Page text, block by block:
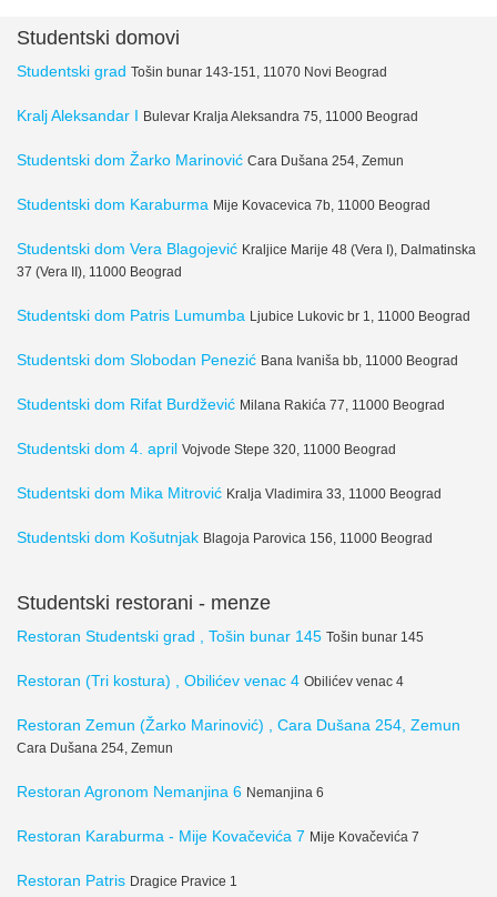
Studentski domovi
Studentski grad Tošin bunar 143-151, 11070 Novi Beograd
Kralj Aleksandar I Bulevar Kralja Aleksandra 75, 11000 Beograd
Studentski dom Žarko Marinović Cara Dušana 254, Zemun
Studentski dom Karaburma Mije Kovacevica 7b, 11000 Beograd
Studentski dom Vera Blagojević Kraljice Marije 48 (Vera I), Dalmatinska
37 (Vera II), 11000 Beograd
Studentski dom Patris Lumumba Ljubice Lukovic br 1, 11000 Beograd
Studentski dom Slobodan Penezić Bana Ivaniša bb, 11000 Beograd
Studentski dom Rifat Burdžević Milana Rakića 77, 11000 Beograd
Studentski dom 4. april Vojvode Stepe 320, 11000 Beograd
Studentski dom Mika Mitrović Kralja Vladimira 33, 11000 Beograd
Studentski dom Košutnjak Blagoja Parovica 156, 11000 Beograd
Studentski restorani - menze
Restoran Studentski grad , Tošin bunar 145 Tošin bunar 145
Restoran (Tri kostura) , Obilićev venac 4 Obilićev venac 4
Restoran Zemun (Žarko Marinović) , Cara Dušana 254, Zemun
Cara Dušana 254, Zemun
Restoran Agronom Nemanjina 6 Nemanjina 6
Restoran Karaburma - Mije Kovačevića 7 Mije Kovačevića 7
Restoran Patris Dragice Pravice 1